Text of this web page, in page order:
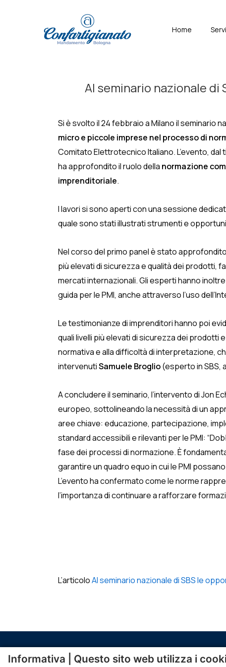
Menù
Home
Al seminario nazionale
Si è svolto il 24 febbraio a Milano il seminario
micro e piccole imprese nel processo di
Comitato Elettrotecnico Italiano. L’evento, dal
ha approfondito il ruolo della normazione
imprenditoriale.
I lavori si sono aperti con una sessione
quale sono stati illustrati strumenti e
Nel corso del primo panel è stato
più elevati di sicurezza e qualità dei prodotti,
mercati internazionali. Gli esperti hanno
guida per le PMI, anche attraverso l’uso
Le testimonianze di imprenditori hanno poi
quali livelli più elevati di sicurezza dei
normativa e alla difficoltà di interpretazione,
intervenutiSamuele Broglio(esperto in SBS,
A concludere il seminario, l’intervento di Jon
europeo, sottolineando la necessità di un
aree chiave: educazione, partecipazione,
standard accessibili e rilevanti per le PMI:
fase dei processi di normazione. È
garantire un quadro equo in cui le PMI
L’evento ha confermato come le norme
l’importanza di continuare a rafforzare
L’articoloAl seminario nazionale di SBS le
Informativa | Questo sito web utilizza i